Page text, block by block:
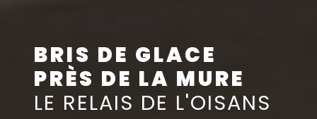
BRIS DE GLACE
PRÈS DE LA MURE
LE RELAIS DE L'OISANS